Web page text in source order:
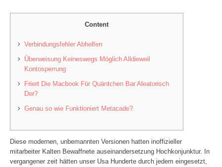
Content
Verbindungsfehler Abhelfen
Überweisung Keineswegs Möglich Alldieweil
Kontosperrung
Friert Die Macbook Für Quäntchen Bar Aleatorisch
Der?
Genau so wie Funktioniert Metacade?
Diese modernen, unbemannten Versionen hatten inoffizieller
mitarbeiter Kalten Bewaffnete auseinandersetzung Hochkonjunktur. In
vergangener zeit hätten unser Usa Hunderte durch jedem eingesetzt,